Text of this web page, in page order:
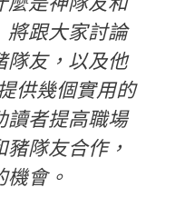
將跟大家討論
隊友，以及他
供幾個實用的
讀者提高職場
隊友合作，
會。